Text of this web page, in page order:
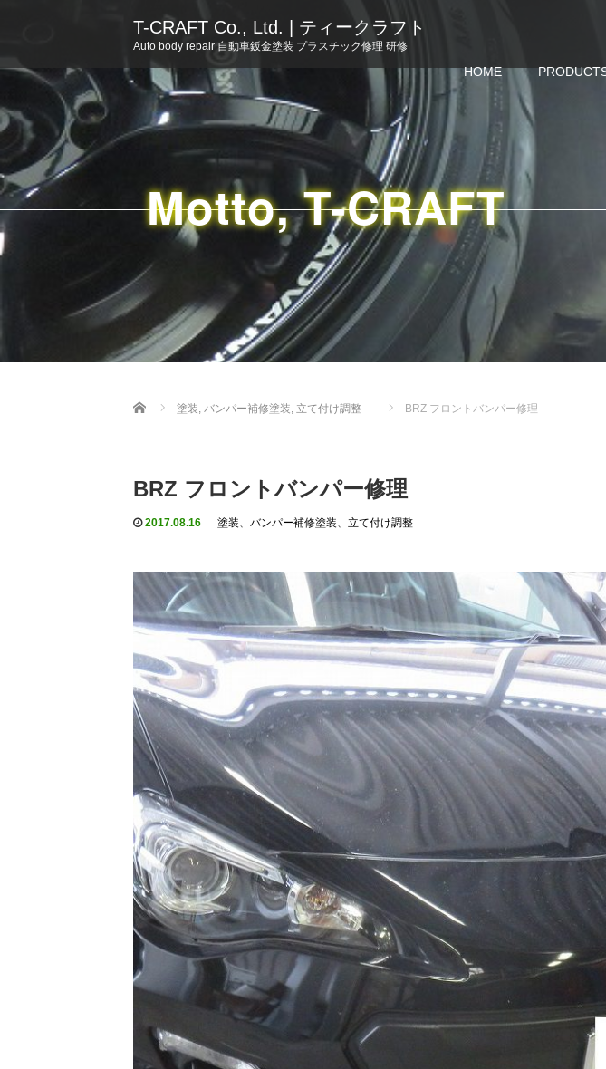
T-CRAFT Co., Ltd. | ティークラフト
Auto body repair 自動車鈑金塗装 プラスチック修理 研修
HOME
Motto, T-CRAFT
Home 塗装, バンパー補修塗装, 立て付け調整 BRZ フロントバンパー修理
BRZ フロントバンパー修理
2017.08.16 塗装、 バンパー補修塗装、 立て付け調整